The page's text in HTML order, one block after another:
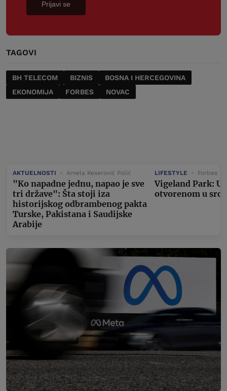
Prijavi se
TAGOVI
BH TELECOM BIZNIS
BOSNA I HERCEGOVINA
EKONOMIJA
FORBES NOVAC
AKTUELNOSTI Amela Keserović Polić
"Ko napadne jednu, napao je sve
tri države": Šta stoji iza
historijskog odbrambenog pakta
Turske, Pakistana i Saudijske
Arabije
LIFESTYLE Forbes
Vigeland Park:
otvorenom u srcu